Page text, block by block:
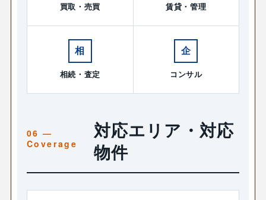
買取・売買 賃貸・管理
相
相続・査定
企
コンサル
対応エリア・対応
物件